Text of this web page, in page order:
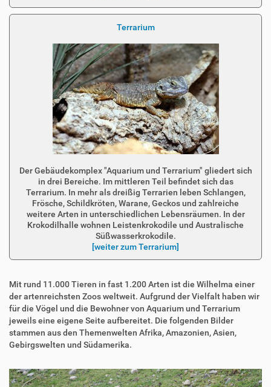
Terrarium
Der Gebäudekomplex "Aquarium und Terrarium" gliedert sich
in drei Bereiche. Im mittleren Teil befindet sich das
Terrarium. In mehr als dreißig Terrarien leben Schlangen,
Frösche, Schildkröten, Warane, Geckos und zahlreiche
weitere Arten in unterschiedlichen Lebensräumen. In der
Krokodilhalle wohnen Leistenkrokodile und Australische
Süßwasserkrokodile.
[weiter zum Terrarium]
Mit rund 11.000 Tieren in fast 1.200 Arten ist die Wilhelma einer
der artenreichsten Zoos weltweit. Aufgrund der Vielfalt haben wir
für die Vögel und die Bewohner von Aquarium und Terrarium
jeweils eine eigene Seite aufbereitet. Die folgenden Bilder
stammen aus den Themenwelten Afrika, Amazonien, Asien,
Gebirgswelten und Südamerika.